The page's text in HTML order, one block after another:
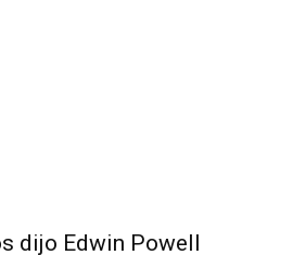
dijo Edwin Powell